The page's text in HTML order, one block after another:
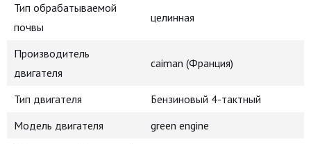
Тип обрабатываемой
почвы
целинная
Производитель
двигателя
caiman (Франция)
Тип двигателя
Бензиновый 4-тактный
Модель двигателя
green engine